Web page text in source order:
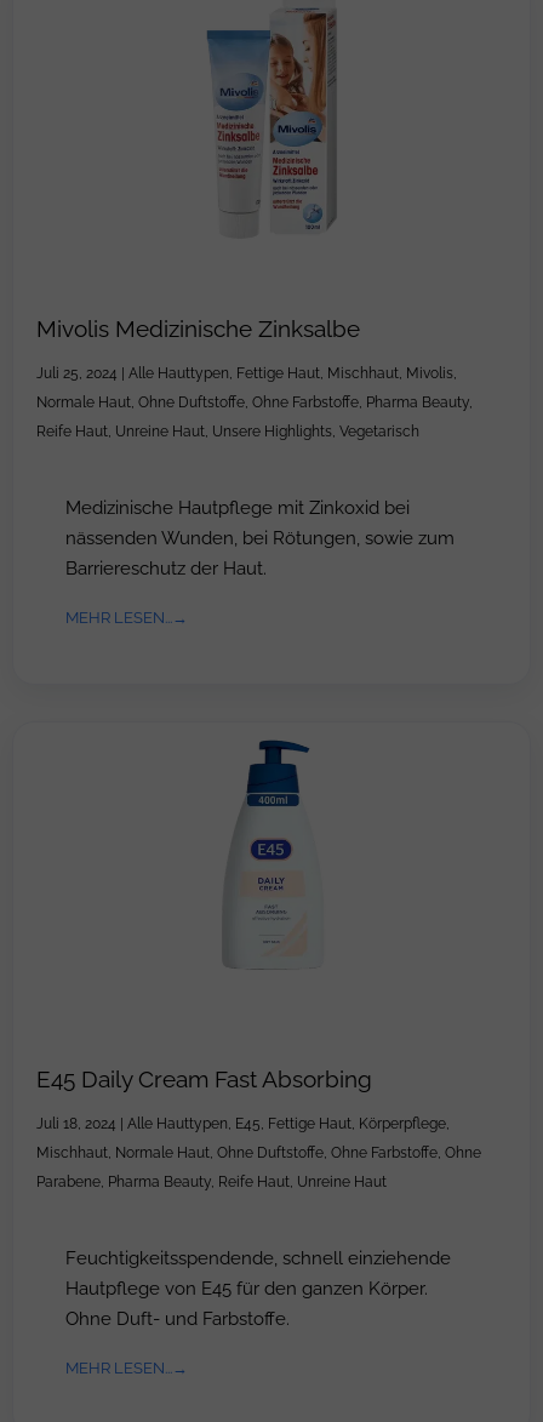
Mivolis Medizinische Zinksalbe
Juli 25, 2024 | Alle Hauttypen Fettige Haut Mischhaut Mivolis
Normale Haut Ohne Duftstoffe Ohne Farbstoffe Pharma Beauty
Reife Haut Unreine Haut Unsere Highlights Vegetarisch
Medizinische Hautpflege mit Zinkoxid bei
nässenden Wunden, bei Rötungen, sowie zum
Barriereschutz der Haut.
MEHR LESEN...
E45 Daily Cream Fast Absorbing
Juli 18, 2024 Alle Hauttypen, E45, Fettige Haut, Körperpflege,
Mischhaut, Normale Haut, Ohne Duftstoffe, Ohne Farbstoffe, Ohne
Parabene, Pharma Beauty, Reife Haut, Unreine Haut
Feuchtigkeitsspendende, schnell einziehende
Hautpflege von E45 für den ganzen Körper.
Ohne Duft- und Farbstoffe.
MEHR LESEN...